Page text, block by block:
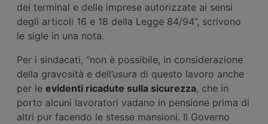
dei terminal e delle imprese autorizzate ai sensi
degli articoli 16 e 18 della Legge 84/94”, scrivono
le sigle in una nota.
Per i sindacati, “non è possibile, in considerazione
della gravosità e dell’usura di questo lavoro anche
per le evidenti ricadute sulla sicurezza, che in
porto alcuni lavoratori vadano in pensione prima di
altri pur facendo le stesse mansioni. Il Governo